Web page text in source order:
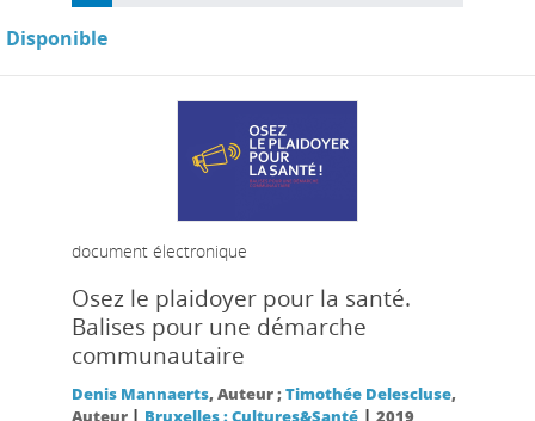
Disponible
document électronique
Osez le plaidoyer pour la santé.
Balises pour une démarche
communautaire
Denis Mannaerts, Auteur ;Timothée Delescluse,
Auteur | Bruxelles : Cultures&Santé| 2019